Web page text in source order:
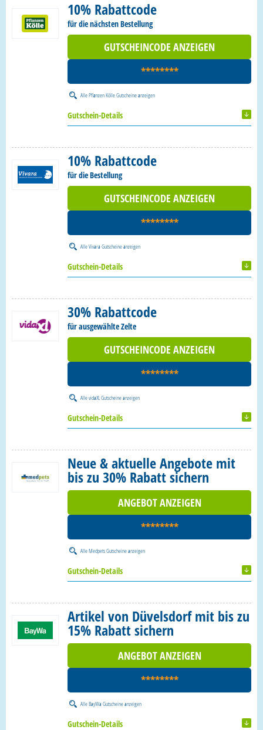
10% Rabattcode
für die nächsten Bestellung
GUTSCHEINCODE ANZEIGEN
********
AllePflanzen Kölle Gutscheineanzeigen
Gutschein-Details
10% Rabattcode
für die Bestellung
GUTSCHEINCODE ANZEIGEN
********
AlleVivara Gutscheineanzeigen
Gutschein-Details
30% Rabattcode
für ausgewählte Zelte
GUTSCHEINCODE ANZEIGEN
********
AllevidaXL Gutscheineanzeigen
Gutschein-Details
Neue & aktuelle Angebote mit
bis zu 30% Rabatt sichern
ANGEBOT ANZEIGEN
********
AlleMedpets Gutscheineanzeigen
Gutschein-Details
Artikel von Düvelsdorf mit bis zu
15% Rabatt sichern
ANGEBOT ANZEIGEN
********
AlleBayWa Gutscheineanzeigen
Gutschein-Details